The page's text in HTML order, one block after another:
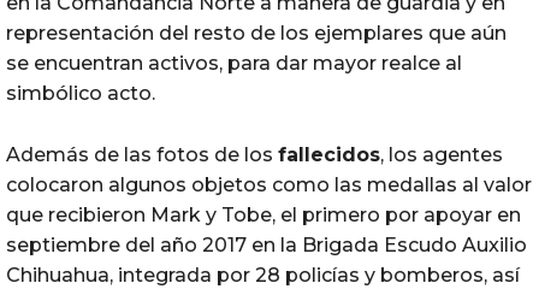
representación del resto de los ejemplares que aún
se encuentran activos, para dar mayor realce al
simbólico acto.
Además de las fotos de los fallecidos, los agentes
colocaron algunos objetos como las medallas al valor
que recibieron Mark y Tobe, el primero por apoyar en
septiembre del año 2017 en la Brigada Escudo Auxilio
Chihuahua, integrada por 28 policías y bomberos, así